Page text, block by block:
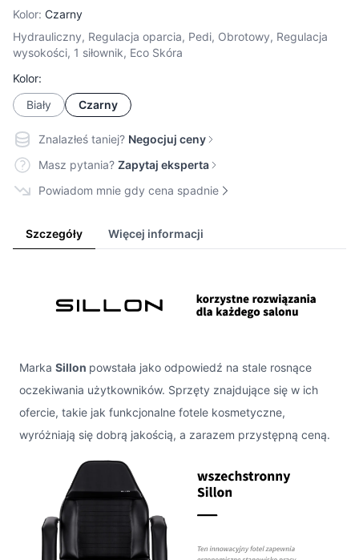
Kolor: Czarny
Hydrauliczny, Regulacja oparcia, Pedi, Obrotowy, Regulacja
wysokości, 1 siłownik, Eco Skóra
Kolor:
Biały
Czarny
Znalazłeś taniej? Negocjuj ceny
Masz pytania? Zapytaj eksperta
Powiadom mnie gdy cena spadnie
Szczegóły Więcej informacji
Marka Sillon powstała jako odpowiedź na stale rosnące
oczekiwania użytkowników. Sprzęty znajdujące się w ich
ofercie, takie jak funkcjonalne fotele kosmetyczne,
wyróżniają się dobrą jakością, a zarazem przystępną ceną.